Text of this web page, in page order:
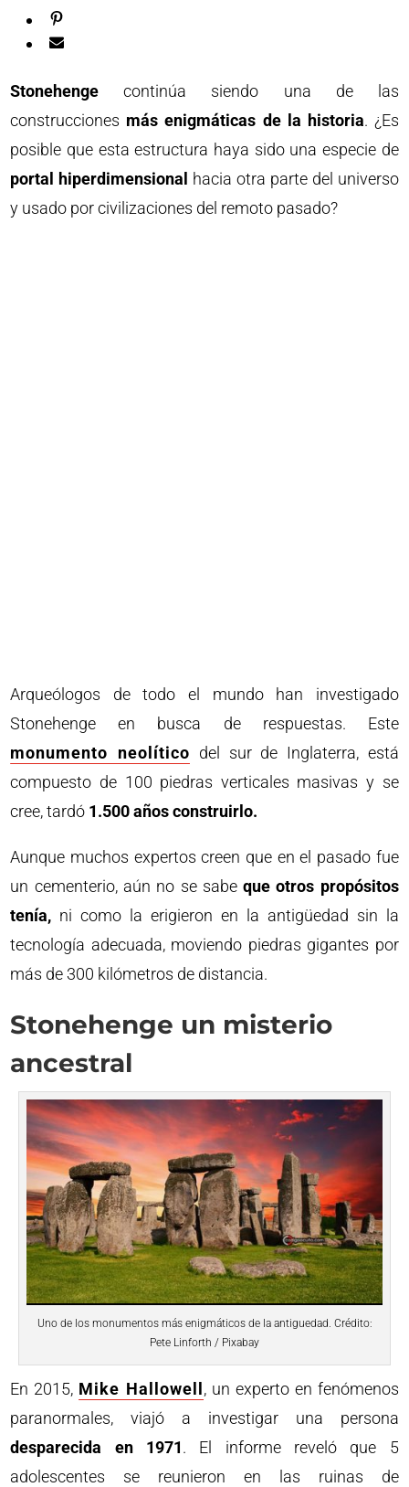
Stonehenge continúa siendo una de las
construcciones más enigmáticas de la historia. ¿Es
posible que esta estructura haya sido una especie de
portal hiperdimensional hacia otra parte del universo
y usado por civilizaciones del remoto pasado?
Arqueólogos de todo el mundo han investigado
Stonehenge en busca de respuestas. Este
monumento neolítico del sur de Inglaterra, está
compuesto de 100 piedras verticales masivas y se
cree, tardó 1.500 años construirlo.
Aunque muchos expertos creen que en el pasado fue
un cementerio, aún no se sabeque otros propósitos
tenía, ni como la erigieron en la antigüedad sin la
tecnología adecuada, moviendo piedras gigantes por
más de 300 kilómetros de distancia.
Stonehenge un misterio
ancestral
Uno de los monumentos más enigmáticos de la antiguedad. Crédito:
Pete Linforth / Pixabay
En 2015, Mike Hallowell , un experto en fenómenos
paranormales, viajó a investigar una persona
desparecida en 1971. El informe reveló que 5
adolescentes se reunieron en las ruinas de